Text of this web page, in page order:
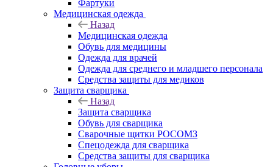
Фартуки
Медицинская одежда
Назад
Медицинская одежда
Обувь для медицины
Одежда для врачей
Одежда для среднего и младшего персонала
Средства защиты для медиков
Защита сварщика
Назад
Защита сварщика
Обувь для сварщика
Сварочные щитки РОСОМЗ
Спецодежда для сварщика
Средства защиты для сварщика